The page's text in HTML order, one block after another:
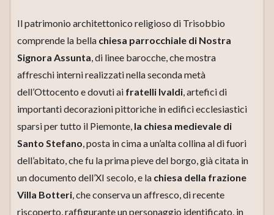
Il patrimonio architettonico religioso di Trisobbio
comprende la bella chiesa parrocchiale di Nostra
Signora Assunta, di linee barocche, che mostra
affreschi interni realizzati nella seconda metà
dell’Ottocento e dovuti ai fratelli Ivaldi, artefici di
importanti decorazioni pittoriche in edifici ecclesiastici
sparsi per tutto il Piemonte, la chiesa medievale di
Santo Stefano, posta in cima a un’alta collina al di fuori
dell’abitato, che fu la prima pieve del borgo, già citata in
un documento dell’XI secolo, e la chiesa della frazione
Villa Botteri, che conserva un affresco, di recente
riscoperto, raffigurante un personaggio identificato, in